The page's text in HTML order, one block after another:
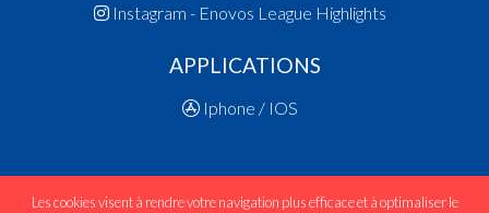
Instagram - Enovos League Highlights
APPLICATIONS
Iphone / IOS
Les cookies visent à rendre votre navigation plus efficace et à optimaliser le